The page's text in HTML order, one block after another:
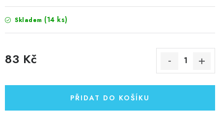
Skladem (14 ks)
83 Kč
PŘIDAT DO KOŠÍKU